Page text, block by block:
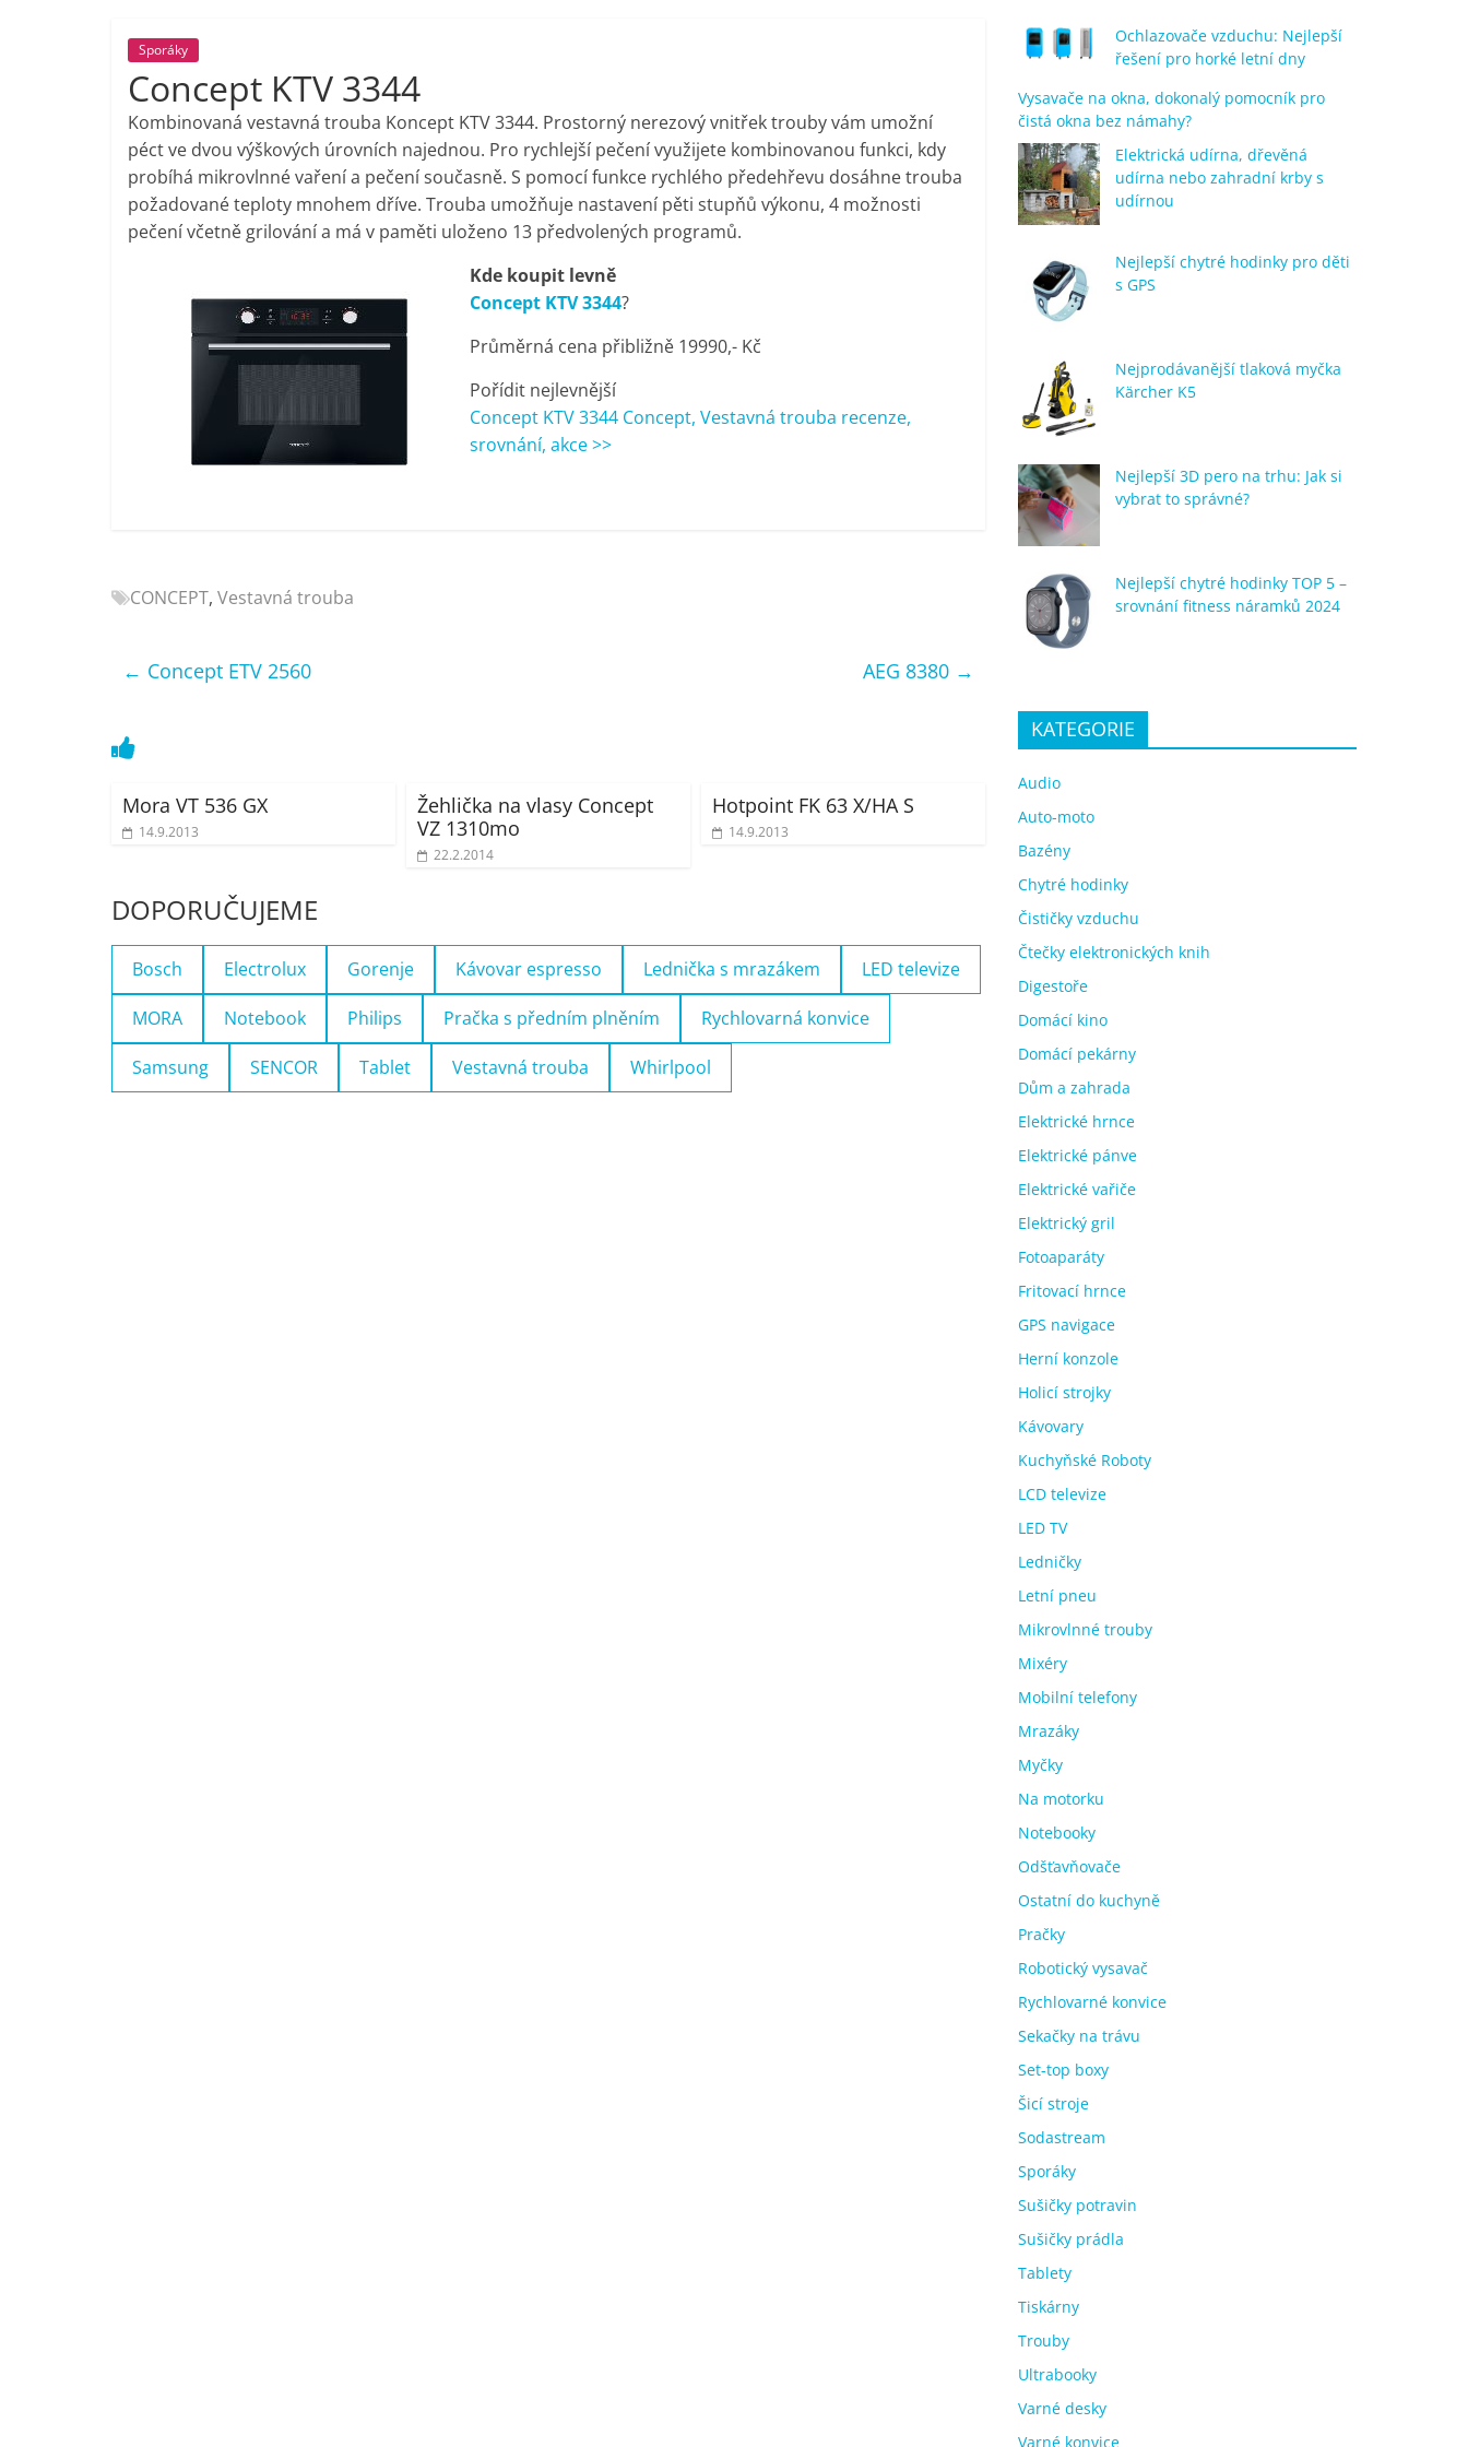
porovnání,
pračky,
televize,
notebooky,
mobilní
telefony,
kávovary,
bazény
Elektro
pračky,
mobilní
kávovary,
bazény
Sporáky
Concept KTV 3344
Kombinovaná vestavná trouba Koncept KTV 3344. Prostorný nerezový vnitřek trouby vám umožní
péct ve dvou výškových úrovních najednou. Pro rychlejší pečení využijete kombinovanou funkci, kdy
probíhá mikrovlnné vaření a pečení současně. S pomocí funkce rychlého předehřevu dosáhne trouba
požadované teploty mnohem dříve. Trouba umožňuje nastavení pěti stupňů výkonu, 4 možnosti
pečení včetně grilování a má v paměti uloženo 13 předvolených programů.
Kde koupit levně
Concept KTV 3344?
Průměrná cena přibližně 19990,- Kč
Pořídit nejlevnější
Concept KTV 3344 Concept, Vestavná trouba recenze,
srovnání, akce >>
CONCEPT, Vestavná trouba
← Concept ETV 2560 AEG 8380 →
Mora VT 536 GX
14.9.2013
Žehlička na vlasy Concept
VZ 1310mo
22.2.2014
Hotpoint FK 63 X/HA S
14.9.2013
DOPORUČUJEME
Bosch Electrolux Gorenje Kávovar espresso Lednička s mrazákem LED televize
MORA Notebook Philips Pračka s předním plněním Rychlovarná konvice
Samsung SENCOR Tablet Vestavná trouba Whirlpool
Ochlazovače vzduchu: Nejlepší
řešení pro horké letní dny
Vysavače na okna, dokonalý pomocník pro
čistá okna bez námahy?
Elektrická udírna, dřevěná
udírna nebo zahradní krby s
udírnou
Nejlepší chytré hodinky pro děti
s GPS
Nejprodávanější tlaková myčka
Kärcher K5
Nejlepší 3D pero na trhu: Jak si
vybrat to správné?
Nejlepší chytré hodinky TOP 5 –
srovnání fitness náramků 2024
KATEGORIE
Audio
Auto-moto
Bazény
Chytré hodinky
Čističky vzduchu
Čtečky elektronických knih
Digestoře
Domácí kino
Domácí pekárny
Dům a zahrada
Elektrické hrnce
Elektrické pánve
Elektrické vařiče
Elektrický gril
Fotoaparáty
Fritovací hrnce
GPS navigace
Herní konzole
Holicí strojky
Kávovary
Kuchyňské Roboty
LCD televize
LED TV
Ledničky
Letní pneu
Mikrovlnné trouby
Mixéry
Mobilní telefony
Mrazáky
Myčky
Na motorku
Notebooky
Odšťavňovače
Ostatní do kuchyně
Pračky
Robotický vysavač
Rychlovarné konvice
Sekačky na trávu
Set-top boxy
Šicí stroje
Sodastream
Sporáky
Sušičky potravin
Sušičky prádla
Tablety
Tiskárny
Trouby
Ultrabooky
Varné desky
Varné konvice